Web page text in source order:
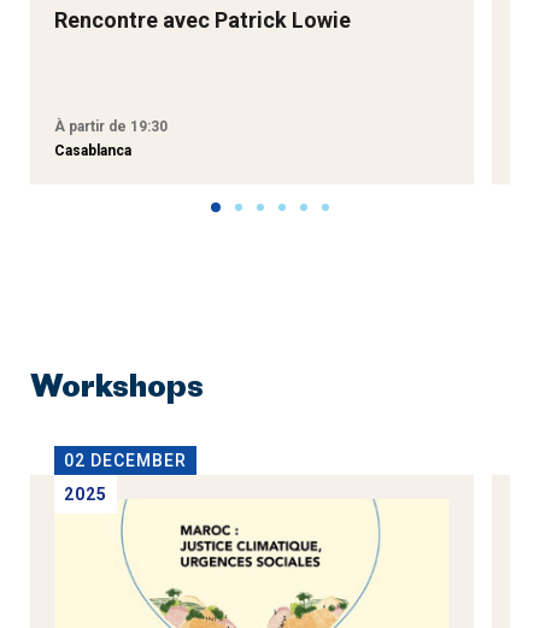
Rencontre avec Patrick Lowie
À partir de 19:30
Casablanca
Workshops
02 DECEMBER
2025